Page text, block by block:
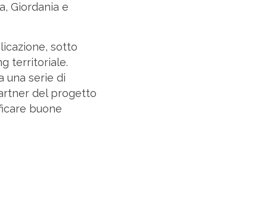
Giordania e
sotto
territoriale.
una serie di
del progetto
buone